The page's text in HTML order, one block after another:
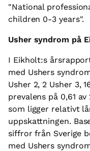
"National
children 0-3 years".
Usher syndrom på
I Eikholt:s
med Ushers
Usher 2, 2 Usher 3,
prevalens på 0,61
som ligger relativt
uppskattningen.
siffror från Sverige
med Ushers